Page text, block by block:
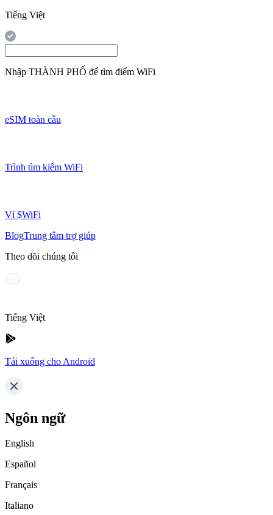
Tiếng Việt
Nhập THÀNH PHỐ để tìm điểm WiFi
eSIM toàn cầu
Trình tìm kiếm WiFi
Ví $WiFi
BlogTrung tâm trợ giúp
Theo dõi chúng tôi
Tiếng Việt
Tải xuống cho Android
Ngôn ngữ
English
Español
Français
Italiano